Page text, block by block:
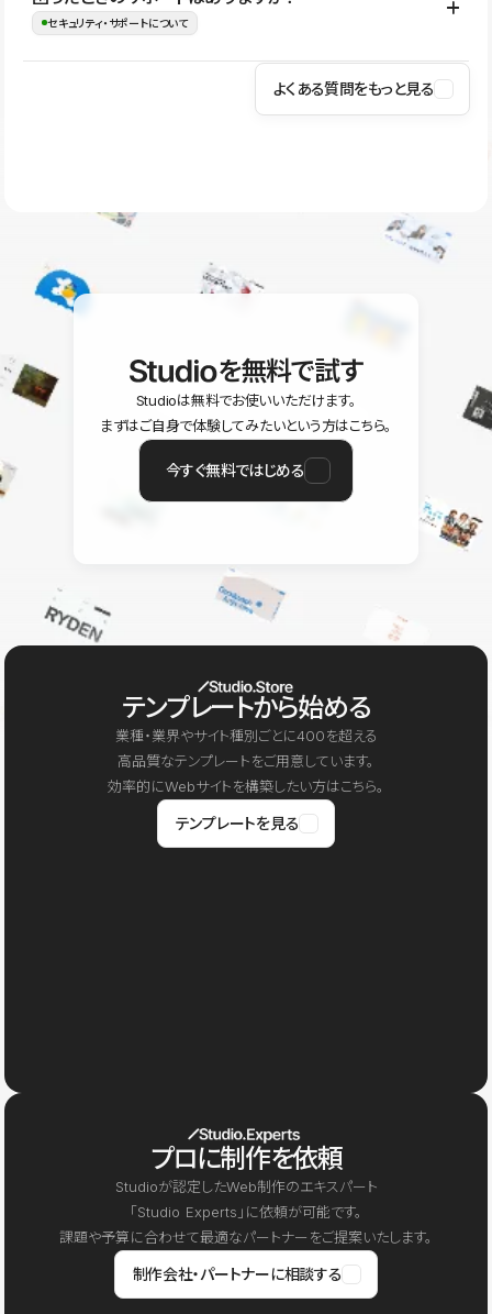
す。
の暗号化、データ保護、アクセス管理、脆弱性対策など、複数の観
はSSL/TLSによる通信暗号化に対応しており、悪質なスクリプトの
セキュリティ・サポートについて
操作方法や機能については、ヘルプセンターでご確認いただけま
ユーザー同士で質問・相談できるコミュニティもご利用ください。
よくある質問をもっと見る
を無料で試す
Studioは無料でお使いいただけます。
まずはご自身で体験してみたいという方はこちら。
今すぐ無料ではじめる
テンプレートから始める
業種・業界やサイト種別ごとに400を超える
高品質なテンプレートをご用意しています。
効率的にWebサイトを構築したい方はこちら。
テンプレートを見る
プロに制作を依頼
Studioが認定したWeb制作のエキスパート
「Studio Experts」に依頼が可能です。
課題や予算に合わせて最適なパートナーをご提案いたします。
制作会社・パートナーに相談する